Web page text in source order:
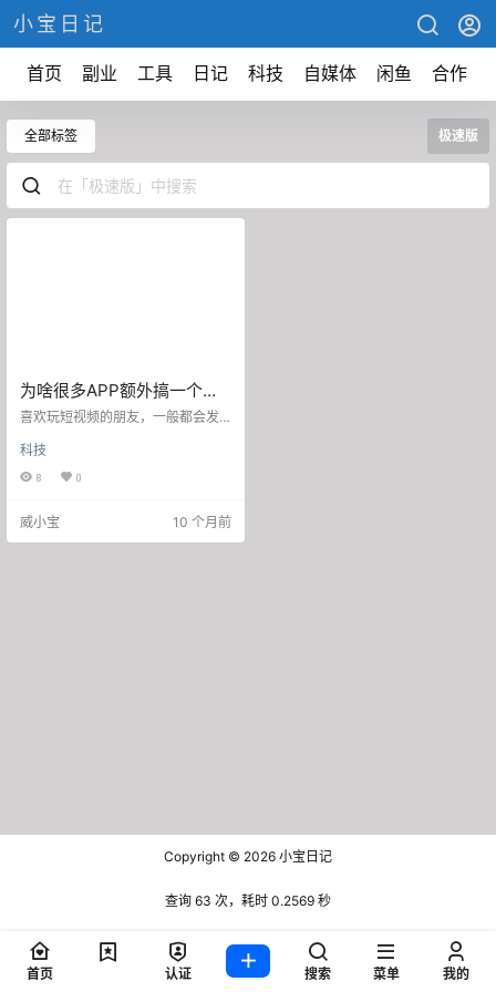
小宝日记
首页 副业 工具 日记 科技 自媒体 闲鱼 合作
全部标签 极速版
为啥很多APP额外搞一个极
速版给用户送钱？背后流量
喜欢玩短视频的朋友，一般都会发
版。 相比于主APP而言，极速版不
仅内存小，甚至还会送福利，闲来
理应使劲搂钱才对，为啥现在偏偏
要给人发钱？这套商业逻辑的背
科技
8 0
威小宝 10 个月前
Copyright © 2026 小宝日记
查询 63 次，耗时 0.2569 秒
首页 认证 搜索 菜单 我的